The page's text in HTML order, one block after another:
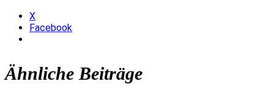
X
Facebook
Ähnliche Beiträge